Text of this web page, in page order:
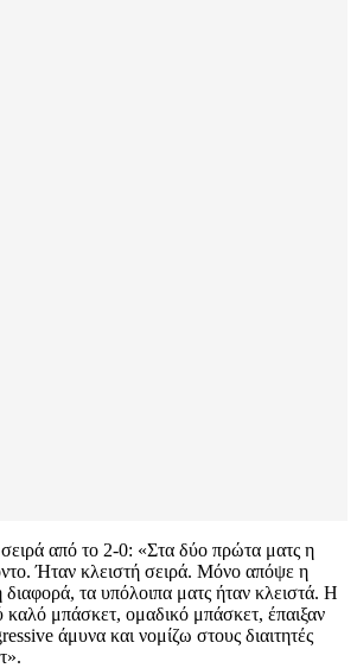
σειρά από το 2-0: «Στα δύο πρώτα ματς η
Ήταν κλειστή σειρά. Μόνο απόψε η
διαφορά, τα υπόλοιπα ματς ήταν κλειστά. Η
καλό μπάσκετ, ομαδικό μπάσκετ, έπαιξαν
άμυνα και νομίζω στους διαιτητές